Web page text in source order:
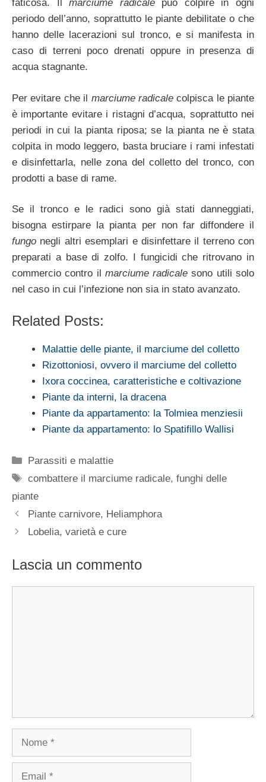
faticosa. Ilmarciume radicalepuò colpire in ogni
periodo dell’anno, soprattutto le piante debilitate o che
hanno delle lacerazioni sul tronco, e si manifesta in
caso di terreni poco drenati oppure in presenza di
acqua stagnante.
Per evitare che il marciume radicalecolpisca le piante
è importante evitare i ristagni d’acqua, soprattutto nei
periodi in cui la pianta riposa; se la pianta ne è stata
colpita in modo leggero, basta bruciare i rami infestati
e disinfettarla, nelle zona del colletto del tronco, con
prodotti a base di rame.
Se il tronco e le radici sono già stati danneggiati,
bisogna estirpare la pianta per non far diffondere il
fungo negli altri esemplari e disinfettare il terreno con
preparati a base di zolfo. I fungicidi che ritrovano in
commercio contro il marciume radicale sono utili solo
nel caso in cui l’infezione non sia in stato avanzato.
Related Posts:
Malattie delle piante, il marciume del colletto
Rizottoniosi, ovvero il marciume del colletto
Ixora coccinea, caratteristiche e coltivazione
Piante da interni, la dracena
Piante da appartamento: la Tolmiea menziesii
Piante da appartamento: lo Spatifillo Wallisi
Categorie
Parassiti e malattie
Tag
combattere il marciume radicale,funghi delle
piante
Piante carnivore, Heliamphora
Lobelia, varietà e cure
Lascia un commento